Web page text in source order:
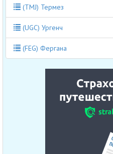
(TMJ) Термез
(UGC) Ургенч
(FEG) Фергана